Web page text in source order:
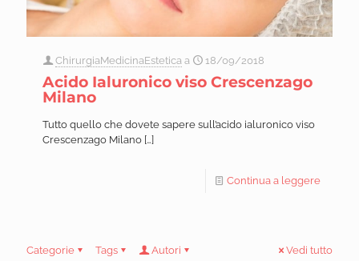
ChirurgiaMedicinaEstetica a 18/09/2018
Acido Ialuronico viso Crescenzago
Milano
Tutto quello che dovete sapere sull’acido ialuronico viso
Crescenzago Milano […]
Continua a leggere
Categorie Tags Autori Vedi tutto